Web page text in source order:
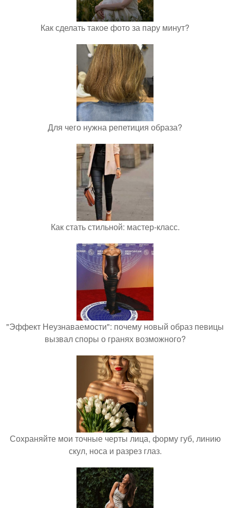
Как сделать такое фото за пару минут?
Для чего нужна репетиция образа?
Как стать стильной: мастер-класс.
"Эффект Неузнаваемости": почему новый образ певицы
вызвал споры о гранях возможного?
Сохраняйте мои точные черты лица, форму губ, линию
скул, носа и разрез глаз.